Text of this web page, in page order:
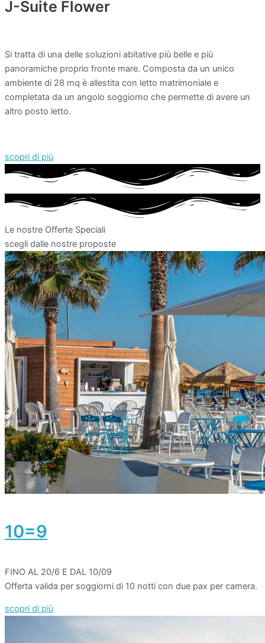
J-Suite Flower
Si tratta di una delle soluzioni abitative più belle e più
panoramiche proprio fronte mare. Composta da un unico
ambiente di 28 mq è allestita con letto matrimoniale e
completata da un angolo soggiorno che permette di avere un
altro posto letto.
scopri di più
Le nostre Offerte Speciali
scegli dalle nostre proposte
10=9
FINO AL 20/6 E DAL 10/09
Offerta valida per soggiorni di 10 notti con due pax per camera.
scopri di più